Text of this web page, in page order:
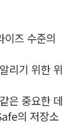
즈 수준의
리기 위한 위
은 중요한 데
의 저장소